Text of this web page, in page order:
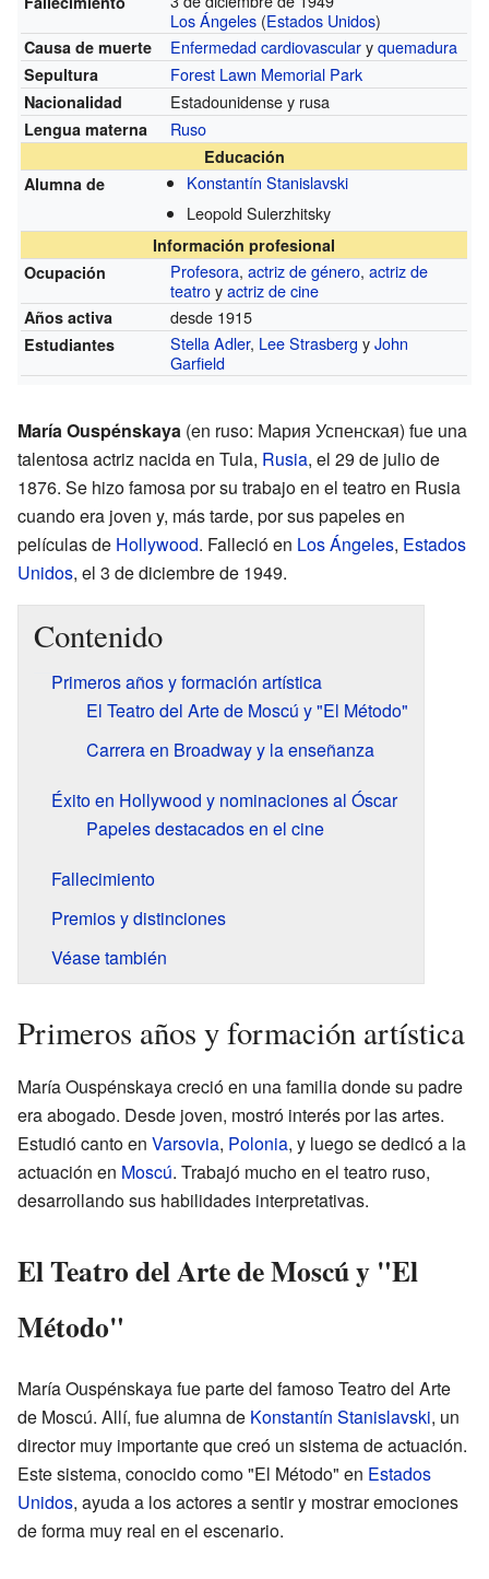
Los Ángeles (Estados Unidos)
Causa de muerte Enfermedad cardiovascularyquemadura
Sepultura Forest Lawn Memorial Park
Nacionalidad Estadounidense y rusa
Lengua materna Ruso
Educación
Alumna de
Konstantín Stanislavski
Leopold Sulerzhitsky
Información profesional
Ocupación
Profesora,actriz de género,actriz de
teatroyactriz de cine
Años activa desde 1915
Estudiantes Stella Adler, Lee Strasberg yJohn
Garfield
María Ouspénskaya (en ruso: Мария Успенская) fue una
talentosa actriz nacida en Tula, Rusia, el 29 de julio de
1876. Se hizo famosa por su trabajo en el teatro en Rusia
cuando era joven y, más tarde, por sus papeles en
películas de Hollywood. Falleció en Los Ángeles, Estados
Unidos, el 3 de diciembre de 1949.
Contenido
Primeros años y formación artística
El Teatro del Arte de Moscú y "El Método"
Carrera en Broadway y la enseñanza
Éxito en Hollywood y nominaciones al Óscar
Papeles destacados en el cine
Fallecimiento
Premios y distinciones
Véase también
Primeros años y formación artística
María Ouspénskaya creció en una familia donde su padre
era abogado. Desde joven, mostró interés por las artes.
Estudió canto en Varsovia, Polonia, y luego se dedicó a la
actuación en Moscú. Trabajó mucho en el teatro ruso,
desarrollando sus habilidades interpretativas.
El Teatro del Arte de Moscú y "El
Método"
María Ouspénskaya fue parte del famoso Teatro del Arte
de Moscú. Allí, fue alumna de Konstantín Stanislavski, un
director muy importante que creó un sistema de actuación.
Este sistema, conocido como "El Método" en Estados
Unidos, ayuda a los actores a sentir y mostrar emociones
de forma muy real en el escenario.